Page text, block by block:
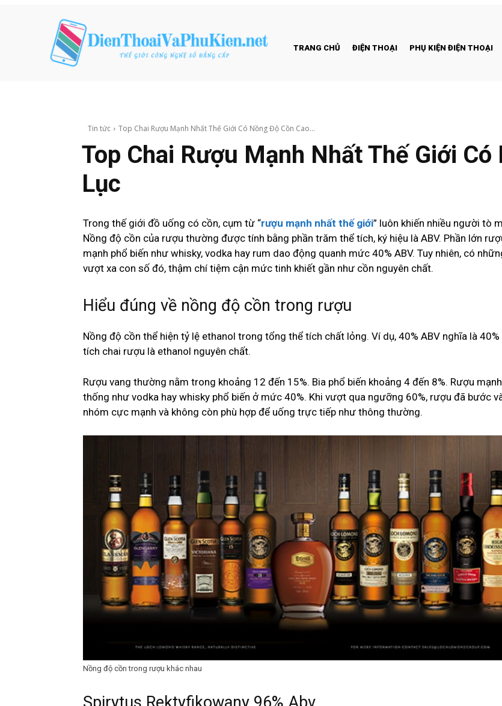
TRANG CHỦ ĐIỆN THOẠI PHỤ KIỆN ĐIỆN THOẠI
Tin tức Top Chai Rượu Mạnh Nhất Thế Giới Có Nồng Độ Cồn Cao...
Top Chai Rượu Mạnh Nhất Thế Giới
Lục
Trong thế giới đồ uống có cồn, cụm từ “rượu mạnh nhất thế giới” luôn khiến nhiều người tò
Nồng độ cồn của rượu thường được tính bằng phần trăm thể tích, ký hiệu là ABV. Phần lớn
mạnh phổ biến như whisky, vodka hay rum dao động quanh mức 40% ABV. Tuy nhiên, có
vượt xa con số đó, thậm chí tiệm cận mức tinh khiết gần như cồn nguyên chất.
Hiểu đúng về nồng độ cồn trong rượu
Nồng độ cồn thể hiện tỷ lệ ethanol trong tổng thể tích chất lỏng. Ví dụ, 40% ABV nghĩa là 40%
tích chai rượu là ethanol nguyên chất.
Rượu vang thường nằm trong khoảng 12 đến 15%. Bia phổ biến khoảng 4 đến 8%. Rượu
thống như vodka hay whisky phổ biến ở mức 40%. Khi vượt qua ngưỡng 60%, rượu đã bước
nhóm cực mạnh và không còn phù hợp để uống trực tiếp như thông thường.
Nồng độ cồn trong rượu khác nhau